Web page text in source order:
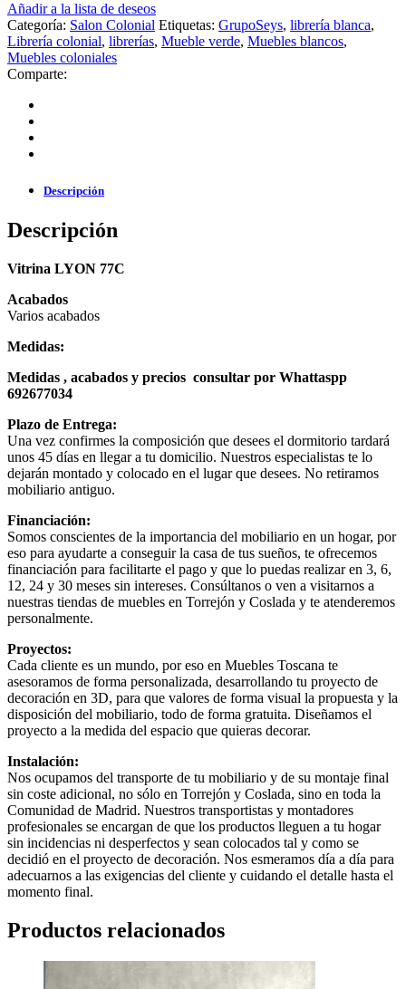
Añadir a la lista de deseos
Categoría: Salon Colonial Etiquetas: GrupoSeys, librería blanca,
Librería colonial, librerías, Mueble verde, Muebles blancos,
Muebles coloniales
Comparte:
Descripción
Descripción
Vitrina LYON 77C
Acabados
Varios acabados
Medidas:
Medidas , acabados y precios consultar por Whattaspp
692677034
Plazo de Entrega:
Una vez confirmes la composición que desees el dormitorio tardará
unos 45 días en llegar a tu domicilio. Nuestros especialistas te lo
dejarán montado y colocado en el lugar que desees. No retiramos
mobiliario antiguo.
Financiación:
Somos conscientes de la importancia del mobiliario en un hogar, por
eso para ayudarte a conseguir la casa de tus sueños, te ofrecemos
financiación para facilitarte el pago y que lo puedas realizar en 3, 6,
12, 24 y 30 meses sin intereses. Consúltanos o ven a visitarnos a
nuestras tiendas de muebles en Torrejón y Coslada y te atenderemos
personalmente.
Proyectos:
Cada cliente es un mundo, por eso en Muebles Toscana te
asesoramos de forma personalizada, desarrollando tu proyecto de
decoración en 3D, para que valores de forma visual la propuesta y la
disposición del mobiliario, todo de forma gratuita. Diseñamos el
proyecto a la medida del espacio que quieras decorar.
Instalación:
Nos ocupamos del transporte de tu mobiliario y de su montaje final
sin coste adicional, no sólo en Torrejón y Coslada, sino en toda la
Comunidad de Madrid. Nuestros transportistas y montadores
profesionales se encargan de que los productos lleguen a tu hogar
sin incidencias ni desperfectos y sean colocados tal y como se
decidió en el proyecto de decoración. Nos esmeramos día a día para
adecuarnos a las exigencias del cliente y cuidando el detalle hasta el
momento final.
Productos relacionados